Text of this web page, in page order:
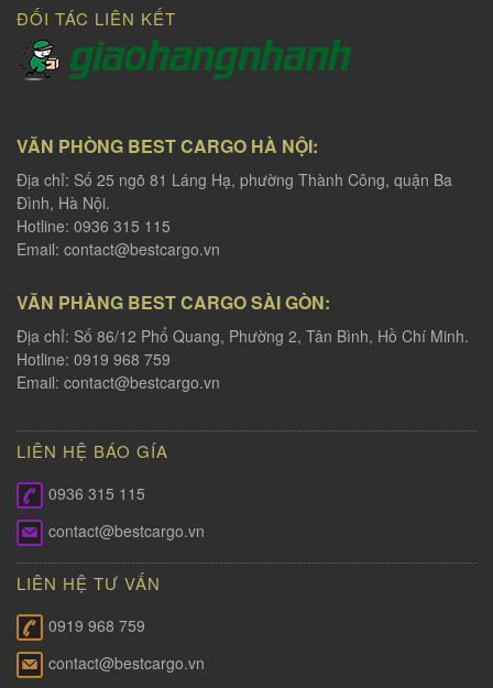
ĐỐI TÁC LIÊN KẾT
VĂN PHÒNG BEST CARGO HÀ NỘI:
Địa chỉ: Số 25 ngõ 81 Láng Hạ, phường Thành Công, quận Ba
Đình, Hà Nội.
Hotline: 0936 315 115
Email: contact@bestcargo.vn
VĂN PHÀNG BEST CARGO SÀI GÒN:
Địa chỉ: Số 86/12 Phổ Quang, Phường 2, Tân Bình, Hồ Chí Minh.
Hotline: 0919 968 759
Email: contact@bestcargo.vn
LIÊN HỆ BÁO GÍA
0936 315 115
contact@bestcargo.vn
LIÊN HỆ TƯ VẤN
0919 968 759
contact@bestcargo.vn